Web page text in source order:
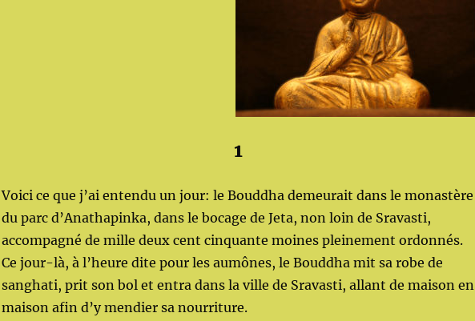
1
Voici ce que j’ai entendu un jour: le Bouddha demeurait dans le monastère
du parc d’Anathapinka, dans le bocage de Jeta, non loin de Sravasti,
accompagné de mille deux cent cinquante moines pleinement ordonnés.
Ce jour-là, à l’heure dite pour les aumônes, le Bouddha mit sa robe de
sanghati, prit son bol et entra dans la ville de Sravasti, allant de maison en
maison afin d’y mendier sa nourriture.